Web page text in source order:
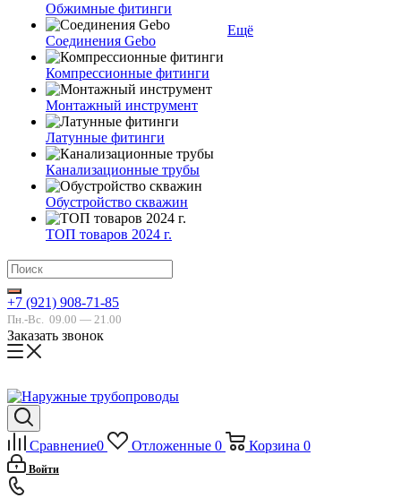
Обжимные фитинги
Соединения Gebo
Компрессионные фитинги
Монтажный инструмент
Латунные фитинги
Канализационные трубы
Обустройство скважин
ТОП товаров 2024 г.
Ещё
+7 (921) 908-71-85
Пн.-Вс. 09.00 — 21.00
Заказать звонок
Сравнение0 Отложенные 0 Корзина 0
Войти